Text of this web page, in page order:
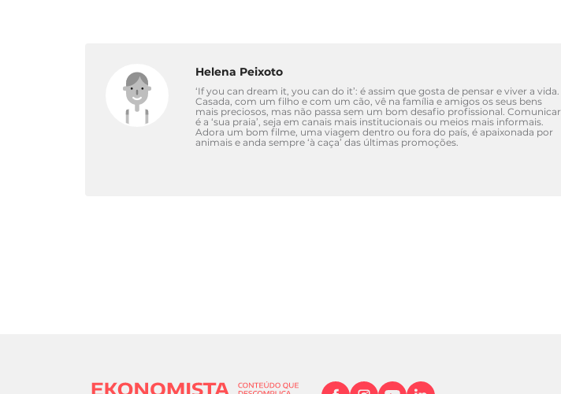
Helena Peixoto
‘If you can dream it, you can do it’: é assim que gosta de pensar e viver a vida.
Casada, com um filho e com um cão, vê na família e amigos os seus bens
mais preciosos, mas não passa sem um bom desafio profissional. Comunicar
é a ‘sua praia’, seja em canais mais institucionais ou meios mais informais.
Adora um bom filme, uma viagem dentro ou fora do país, é apaixonada por
animais e anda sempre ‘à caça’ das últimas promoções.